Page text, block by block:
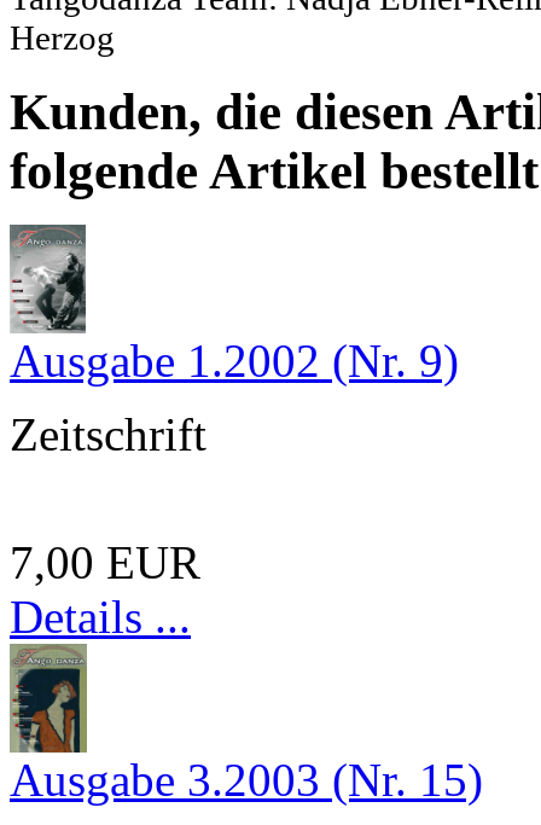
Herzog
Kunden, die diesen
folgende Artikel
Ausgabe 1.2002 (Nr. 9)
Zeitschrift
7,00 EUR
Details ...
Ausgabe 3.2003 (Nr. 15)